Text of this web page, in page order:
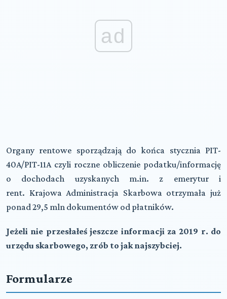
ad
Organy rentowe sporządzają do końca stycznia PIT-
40A/PIT-11A czyli roczne obliczenie podatku/informację
o dochodach uzyskanych m.in. z emerytur i
rent. Krajowa Administracja Skarbowa otrzymała już
ponad 29,5 mln dokumentów od płatników.
Jeżeli nie przesłałeś jeszcze informacji za 2019 r. do
urzędu skarbowego, zrób to jak najszybciej.
Formularze